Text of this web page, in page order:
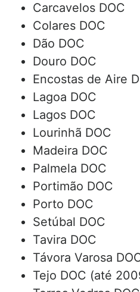
Carcavelos DOC
Colares DOC
Dão DOC
Douro DOC
Encostas de Aire
Lagoa DOC
Lagos DOC
Lourinhã DOC
Madeira DOC
Palmela DOC
Portimão DOC
Porto DOC
Setúbal DOC
Tavira DOC
Távora Varosa
Tejo DOC (até